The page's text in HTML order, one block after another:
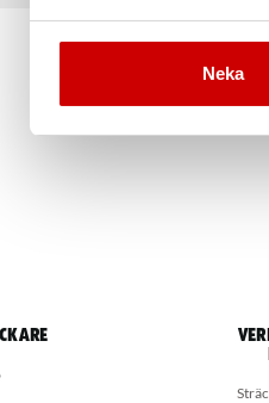
Neka